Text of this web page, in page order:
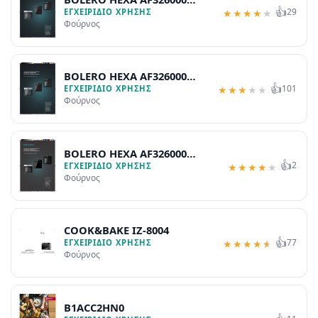
MATT A
ΕΓΧΕΙΡΊΔΙΟ ΧΡΉΣΗΣ
Φούρνος
★★★★ ★ 👍29
BOLERO HEXA AF326000
LINE A
ΕΓΧΕΙΡΊΔΙΟ ΧΡΉΣΗΣ
Φούρνος
★★★ ★ ★ 👍101
BOLERO HEXA AF326000
GLASS A
ΕΓΧΕΙΡΊΔΙΟ ΧΡΉΣΗΣ
Φούρνος
★★★★ ★ 👍2
COOK&BAKE IZ-8004
ΕΓΧΕΙΡΊΔΙΟ ΧΡΉΣΗΣ
Φούρνος
★★★★★ 👍77
B1ACC2HN0